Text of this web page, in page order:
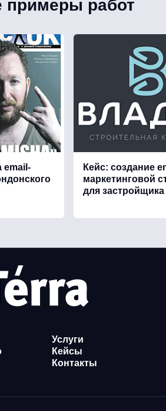
примеры работ
email-
Кейс: создание
маркетинговой
для застройщика
Услуги
Кейсы
Контакты